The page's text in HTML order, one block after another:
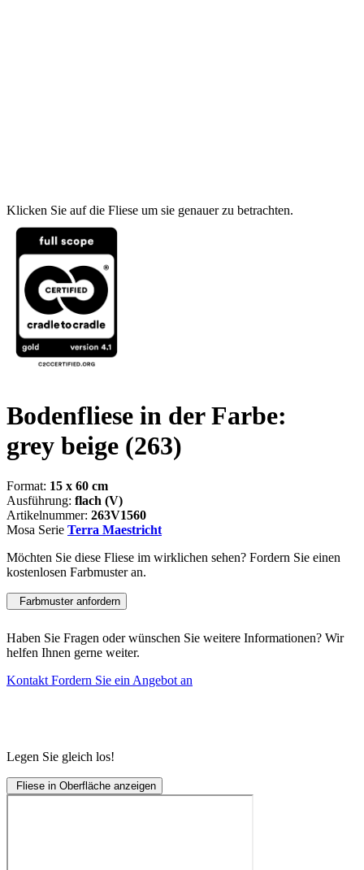
Klicken Sie auf die Fliese um sie genauer zu betrachten.
Bodenfliese in der Farbe:
grey beige (263)
Format: 15 x 60 cm
Ausführung: flach (V)
Artikelnummer: 263V1560
Mosa Serie Terra Maestricht
Möchten Sie diese Fliese im wirklichen sehen? Fordern Sie einen
kostenlosen Farbmuster an.
Farbmuster anfordern
Haben Sie Fragen oder wünschen Sie weitere Informationen? Wir
helfen Ihnen gerne weiter.
Kontakt Fordern Sie ein Angebot an
Legen Sie gleich los!
Fliese in Oberfläche anzeigen